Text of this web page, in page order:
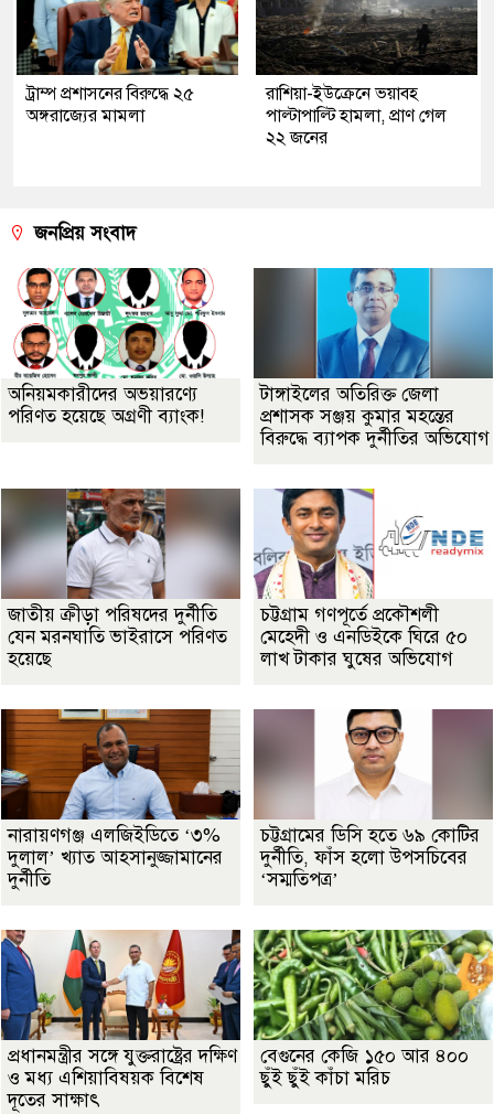
ট্রাম্প প্রশাসনের বিরুদ্ধে ২৫
অঙ্গরাজ্যের মামলা
রাশিয়া-ইউক্রেনে ভয়াবহ
পাল্টাপাল্টি হামলা, প্রাণ গেল
২২ জনের
জনপ্রিয় সংবাদ
অনিয়মকারীদের অভয়ারণ্যে
পরিণত হয়েছে অগ্রণী ব্যাংক!
টাঙ্গাইলের অতিরিক্ত জেলা
প্রশাসক সঞ্জয় কুমার মহন্তের
বিরুদ্ধে ব্যাপক দুর্নীতির অভিযোগ
জাতীয় ক্রীড়া পরিষদের দুর্নীতি
যেন মরনঘাতি ভাইরাসে পরিণত
হয়েছে
চট্টগ্রাম গণপূর্তে প্রকৌশলী
মেহেদী ও এনডিইকে ঘিরে ৫০
লাখ টাকার ঘুষের অভিযোগ
নারায়ণগঞ্জ এলজিইডিতে ‘৩%
দুলাল’ খ্যাত আহসানুজ্জামানের
দুর্নীতি
চট্টগ্রামের ডিসি হতে ৬৯ কোটির
দুর্নীতি, ফাঁস হলো উপসচিবের
‘সম্মতিপত্র’
প্রধানমন্ত্রীর সঙ্গে যুক্তরাষ্ট্রের দক্ষিণ
ও মধ্য এশিয়াবিষয়ক বিশেষ
দূতের সাক্ষাৎ
বেগুনের কেজি ১৫০ আর ৪০০
ছুঁই ছুঁই কাঁচা মরিচ